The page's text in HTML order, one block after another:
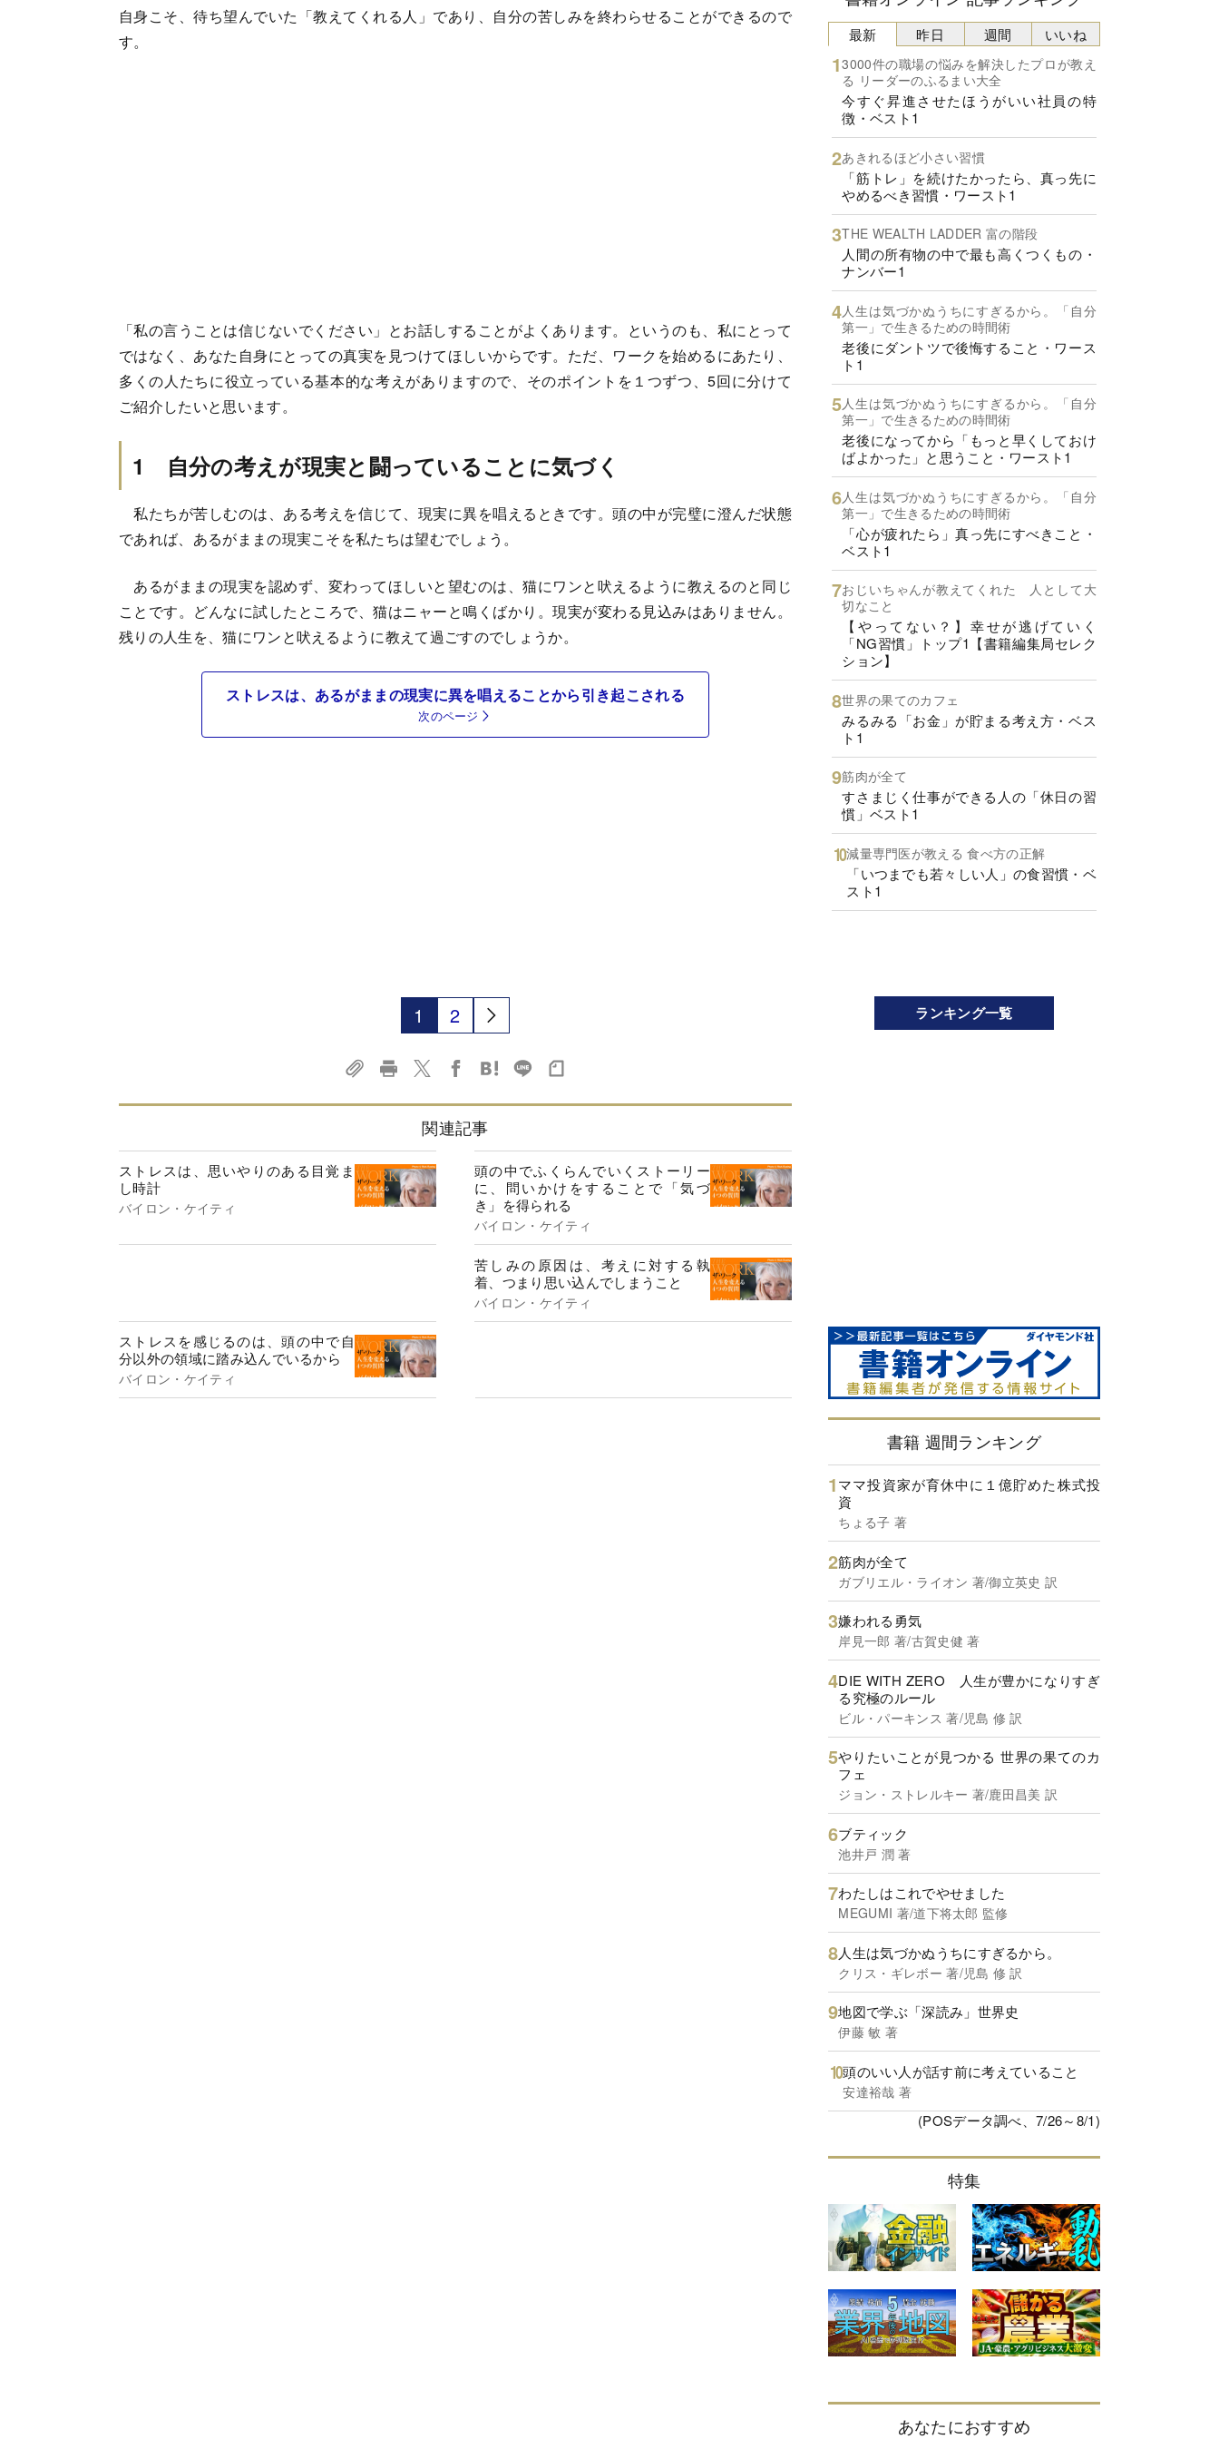
自身こそ、待ち望んでいた「教えてくれる人」であり、自分の苦しみを終わらせることができるので
す。
「私の言うことは信じないでください」とお話しすることがよくあります。というのも、私にとって
ではなく、あなた自身にとっての真実を見つけてほしいからです。ただ、ワークを始めるにあたり、
多くの人たちに役立っている基本的な考えがありますので、そのポイントを１つずつ、5回に分けて
ご紹介したいと思います。
1 自分の考えが現実と闘っていることに気づく
私たちが苦しむのは、ある考えを信じて、現実に異を唱えるときです。頭の中が完璧に澄んだ状態
であれば、あるがままの現実こそを私たちは望むでしょう。
あるがままの現実を認めず、変わってほしいと望むのは、猫にワンと吠えるように教えるのと同じ
ことです。どんなに試したところで、猫はニャーと鳴くばかり。現実が変わる見込みはありません。
残りの人生を、猫にワンと吠えるように教えて過ごすのでしょうか。
ストレスは、あるがままの現実に異を唱えることから引き起こされる
次のページ
1 2
関連記事
ストレスは、思いやりのある目覚ま
し時計
バイロン・ケイティ
頭の中でふくらんでいくストーリー
に、問いかけをすることで「気づ
き」を得られる
バイロン・ケイティ
苦しみの原因は、考えに対する執
着、つまり思い込んでしまうこと
バイロン・ケイティ
ストレスを感じるのは、頭の中で自
分以外の領域に踏み込んでいるから
バイロン・ケイティ
最新
3000件の職場の悩みを解決したプロが教え
る リーダーのふるまい大全
今すぐ昇進させたほうがいい社員の特
徴・ベスト1
あきれるほど小さい習慣
「筋トレ」を続けたかったら、真っ先に
やめるべき習慣・ワースト1
THE WEALTH LADDER 富の階段
人間の所有物の中で最も高くつくもの・
ナンバー1
人生は気づかぬうちにすぎるから。「自分
第一」で生きるための時間術
老後にダントツで後悔すること・ワース
ト1
人生は気づかぬうちにすぎるから。「自分
第一」で生きるための時間術
老後になってから「もっと早くしておけ
ばよかった」と思うこと・ワースト1
人生は気づかぬうちにすぎるから。「自分
第一」で生きるための時間術
「心が疲れたら」真っ先にすべきこと・
ベスト1
おじいちゃんが教えてくれた 人として大
切なこと
【やってない？】幸せが逃げていく
「NG習慣」トップ1【書籍編集局セレク
ション】
世界の果てのカフェ
みるみる「お金」が貯まる考え方・ベス
ト1
筋肉が全て
すさまじく仕事ができる人の「休日の習
慣」ベスト1
減量専門医が教える 食べ方の正解
「いつまでも若々しい人」の食習慣・ベ
スト1
昨日 週間 いいね
ランキング一覧
書籍 週間ランキング
ママ投資家が育休中に１億貯めた株式投
資
ちょる子 著
筋肉が全て
ガブリエル・ライオン 著/御立英史 訳
嫌われる勇気
岸見一郎 著/古賀史健 著
DIE WITH ZERO 人生が豊かになりすぎ
る究極のルール
ビル・パーキンス 著/児島 修 訳
やりたいことが見つかる 世界の果てのカ
フェ
ジョン・ストレルキー 著/鹿田昌美 訳
ブティック
池井戸 潤 著
わたしはこれでやせました
MEGUMI 著/道下将太郎 監修
人生は気づかぬうちにすぎるから。
クリス・ギレボー 著/児島 修 訳
地図で学ぶ「深読み」世界史
伊藤 敏 著
頭のいい人が話す前に考えていること
安達裕哉 著
(POSデータ調べ、7/26～8/1)
特集
あなたにおすすめ